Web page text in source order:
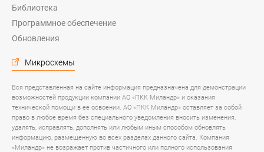
Библиотека
Программное обеспечение
Обновления
Микросхемы
Вся представленная на сайте информация предназначена для демонстрации
возможностей продукции компании АО «ПКК Миландр» и оказания
технической помощи в ее освоении. АО «ПКК Миландр» оставляет за собой
право в любое время без специального уведомления вносить изменения,
удалять, исправлять, дополнять или любым иным способом обновлять
информацию, размещенную во всех разделах данного сайта. Компания
«Миландр» не возражает против частичного или полного использования